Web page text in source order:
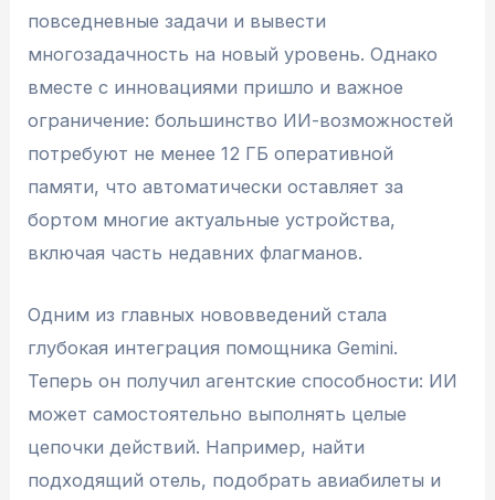
повседневные задачи и вывести
многозадачность на новый уровень. Однако
вместе с инновациями пришло и важное
ограничение: большинство ИИ-возможностей
потребуют не менее 12 ГБ оперативной
памяти, что автоматически оставляет за
бортом многие актуальные устройства,
включая часть недавних флагманов.
Одним из главных нововведений стала
глубокая интеграция помощника Gemini.
Теперь он получил агентские способности: ИИ
может самостоятельно выполнять целые
цепочки действий. Например, найти
подходящий отель, подобрать авиабилеты и